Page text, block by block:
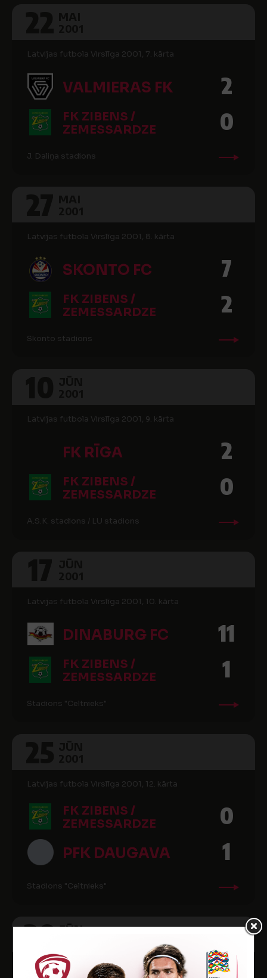
Latvijas futbola Virslīga 2001, 7. kārta
VALMIERAS FK 2
FK ZIBENS /
ZEMESSARDZE
0
J. Daliņa stadions
Latvijas futbola Virslīga 2001, 8. kārta
SKONTO FC 7
FK ZIBENS /
ZEMESSARDZE
2
Skonto stadions
Latvijas futbola Virslīga 2001, 9. kārta
FK RĪGA 2
FK ZIBENS /
ZEMESSARDZE
0
A.S.K. stadions / LU stadions
Latvijas futbola Virslīga 2001, 10. kārta
DINABURG FC 11
FK ZIBENS /
ZEMESSARDZE
1
Stadions "Celtnieks"
Latvijas futbola Virslīga 2001, 12. kārta
FK ZIBENS /
ZEMESSARDZE
0
PFK DAUGAVA 1
Stadions "Celtnieks"
30JŪN
Latvijas futbola Virslīga 2001, 11. kārta